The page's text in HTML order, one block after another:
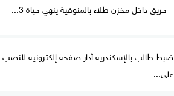
حريق داخل مخزن طلاء بالمنوفية ينهي حياة 3...
ضبط طالب بالإسكندرية أدار صفحة إلكترونية للنصب
على...